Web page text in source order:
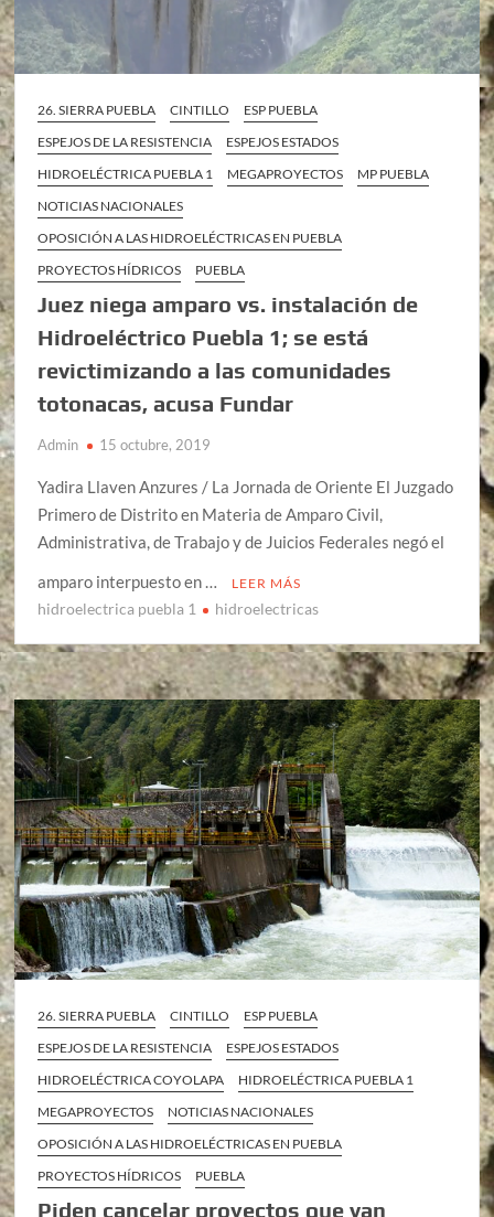
26. SIERRA PUEBLA CINTILLO
ESP PUEBLA
ESPEJOS DE LA RESISTENCIA
ESPEJOS ESTADOS
HIDROELÉCTRICA PUEBLA 1
MEGAPROYECTOS
MP PUEBLA
NOTICIAS NACIONALES
OPOSICIÓN A LAS HIDROELÉCTRICAS EN PUEBLA
PROYECTOS HÍDRICOS
PUEBLA
Juez niega amparo vs. instalación de
Hidroeléctrico Puebla 1; se está
revictimizando a las comunidades
totonacas, acusa Fundar
Admin 15 octubre, 2019
Yadira Llaven Anzures / La Jornada de Oriente El Juzgado
Primero de Distrito en Materia de Amparo Civil,
Administrativa, de Trabajo y de Juicios Federales negó el
amparo interpuesto en …
LEER MÁS
hidroelectrica puebla 1 hidroelectricas
26. SIERRA PUEBLA CINTILLO
ESP PUEBLA
ESPEJOS DE LA RESISTENCIA
ESPEJOS ESTADOS
HIDROELÉCTRICA COYOLAPA
HIDROELÉCTRICA PUEBLA 1
MEGAPROYECTOS
NOTICIAS NACIONALES
OPOSICIÓN A LAS HIDROELÉCTRICAS EN PUEBLA
PROYECTOS HÍDRICOS
PUEBLA
Piden cancelar proyectos que van